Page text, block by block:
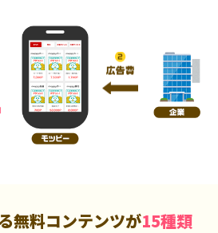
無料コンテンツが15種類